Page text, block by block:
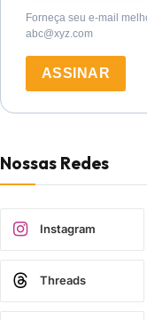
Forneça seu e-mail
abc@xyz.com
ASSINAR
Nossas Redes
Instagram
Threads